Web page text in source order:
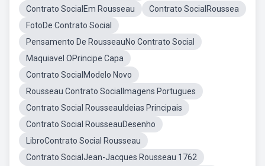
Contrato SocialEm Rousseau
Contrato SocialRoussea
FotoDe Contrato Social
Pensamento De RousseauNo Contrato Social
Maquiavel OPrincipe Capa
Contrato SocialModelo Novo
Rousseau Contrato SocialImagens Portugues
Contrato Social RousseauIdeias Principais
Contrato Social RousseauDesenho
LibroContrato Social Rousseau
Contrato SocialJean-Jacques Rousseau 1762